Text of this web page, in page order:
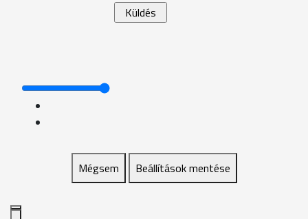
Mégsem Beállítások mentése